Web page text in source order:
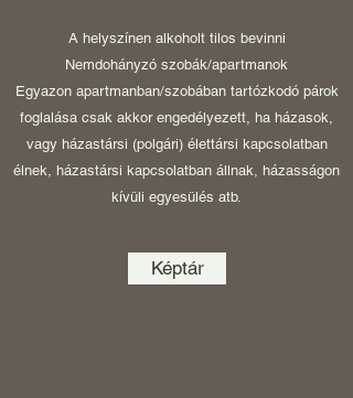
A helyszínen alkoholt tilos bevinni
Nemdohányzó szobák/apartmanok
Egyazon apartmanban/szobában tartózkodó párok
foglalása csak akkor engedélyezett, ha házasok,
vagy házastársi (polgári) élettársi kapcsolatban
élnek, házastársi kapcsolatban állnak, házasságon
kívüli egyesülés atb.
Képtár